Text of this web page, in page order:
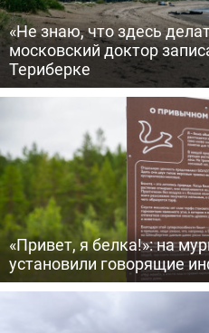
«Не знаю, что здесь
московский доктор
Териберке
«Привет, я белка!»: на
установили говорящие